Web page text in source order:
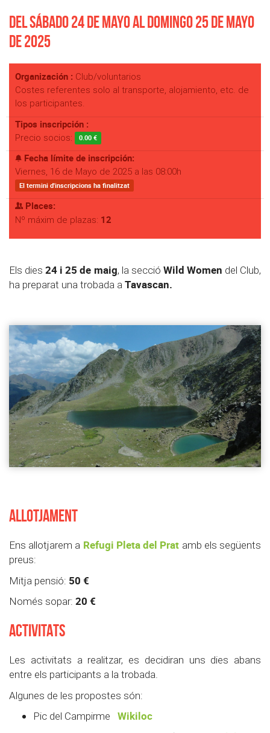
Del Sábado 24 de Mayo al Domingo 25 de Mayo
de 2025
Organización : Club/voluntarios
Costes referentes solo al transporte, alojamiento, etc. de
los participantes.
Tipos inscripción :
Precio socios: 0.00 €
Fecha límite de inscripción:
Viernes, 16 de Mayo de 2025 a las 08:00h
El termini d'inscripcions ha finalitzat
Places:
Nº máxim de plazas: 12
Els dies 24 i 25 de maig, la secció Wild Women del Club,
ha preparat una trobada aTavascan.
ALLOTJAMENT
Ens allotjarem a Refugi Pleta del Prat amb els següents
preus:
Mitja pensió: 50 €
Només sopar: 20 €
ACTIVITATS
Les activitats a realitzar, es decidiran uns dies abans
entre els participants a la trobada.
Algunes de les propostes són:
Pic del Campirme Wikiloc